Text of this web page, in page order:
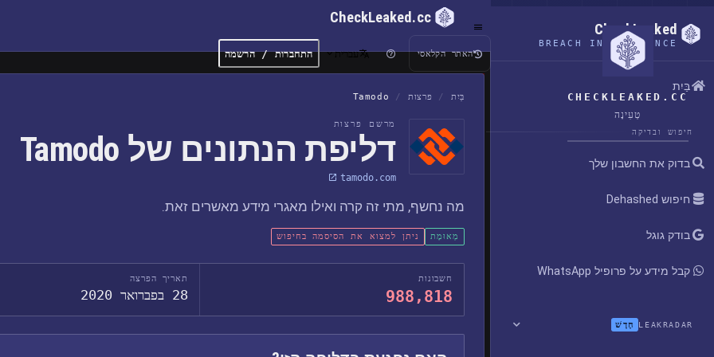
CHECKLEAKED.CC
טְעִינָה
CheckLeaked
BREACH INTELLIGENCE
בַּיִת
חיפוש ובדיקה
בדוק את החשבון שלך
חיפוש Dehashed
בודק גוגל
קבל מידע על פרופיל WhatsApp
LEAKRADAR חָדָשׁ
CheckLeaked.cc
האתר הקלאסי עברית התחברות / הרשמה
בַּיִת / פרצות /
Tamodo
מרשם פרצות
דליפת הנתונים של Tamodo
tamodo.com
מה נחשף, מתי זה קרה ואילו מאגרי מידע מאשרים זאת.
מְאוּמָת ניתן למצוא את הסיסמה בחיפוש
חשבונות
988,818
תאריך הפרצה
28 בפברואר 2020